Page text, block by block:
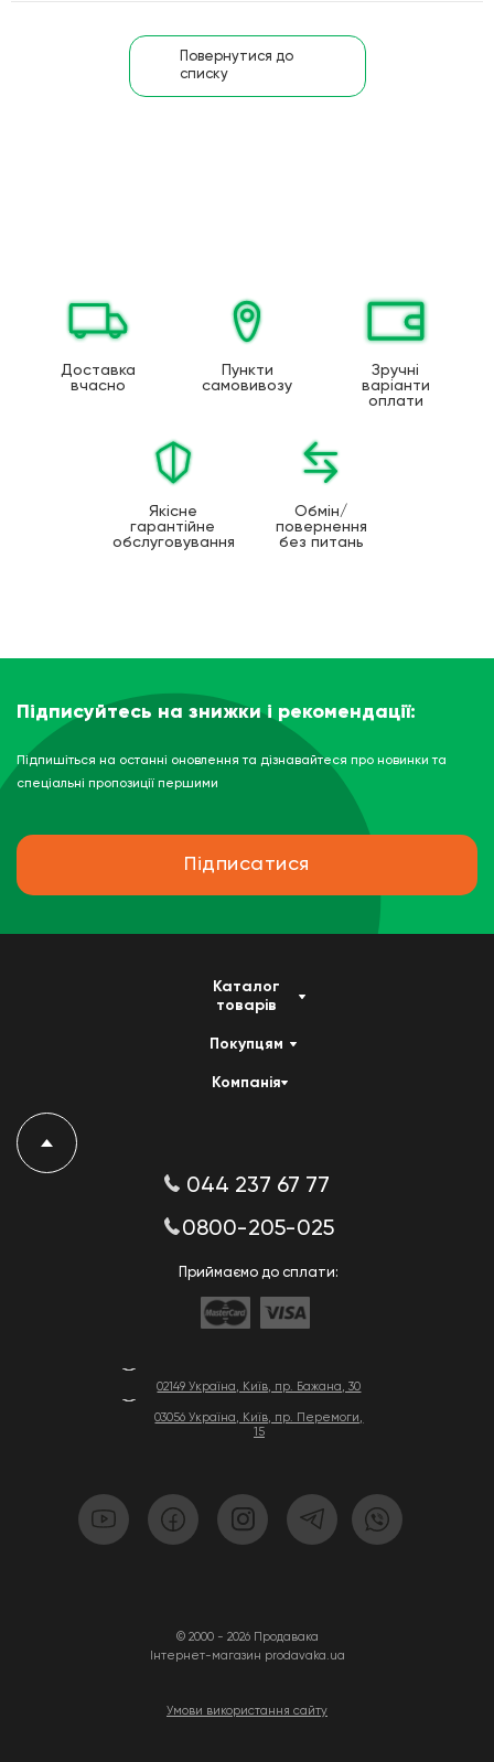
Повернутися до
списку
Доставка
вчасно
Пункти
самовивозу
Зручні
варіанти
оплати
Якісне
гарантійне
обслуговування
Обмін/
повернення
без питань
Підписуйтесь на знижки і рекомендації:
Підпишіться на останні оновлення та дізнавайтеся про новинки та
спеціальні пропозиції першими
Підписатися
02149 Україна, Київ, пр. Бажана, 30
03056 Україна, Київ, пр. Перемоги,
15
© 2000 - 2026 Продавака
Інтернет-магазин prodavaka.ua
Умови використання сайту
Каталог
товарів
Покупцям
Компанія
044 237 67 77
0800-205-025
Приймаємо до сплати: